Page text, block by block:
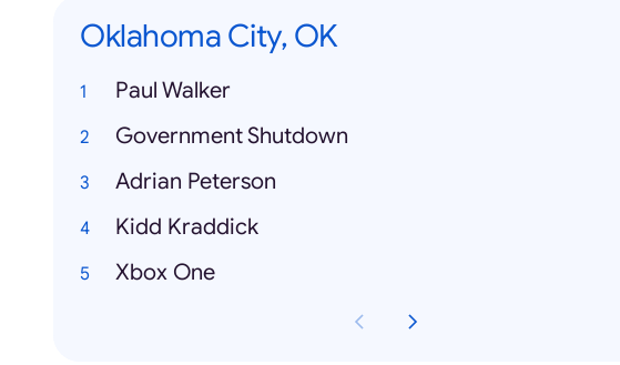
Oklahoma City, OK
Paul Walker
Government Shutdown
Adrian Peterson
Kidd Kraddick
Xbox One